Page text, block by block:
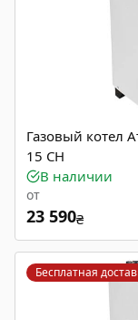
Газовый котел
15 СН
В наличии
от
23 590₴
Бесплатная